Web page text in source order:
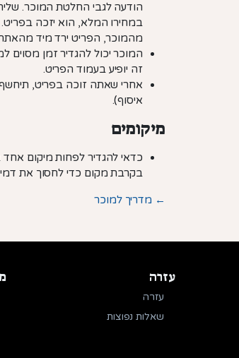
הודעה לגבי החלטת המוכר.
במחירו המלא, הוא יזכה
מהמוכר, הפריט ירד מיד
המוכר יכול להגדיר זמן מסוים
זה יופיע בעמוד הפריט.
אחרי שאתה זוכה בפריט,
איסוף).
מיקומים
כדאי להגדיר לפחות מיקום אחד
בקרבת מקום כדי לחסוך את דמי
← מדריך למוכר
עזרה
עזרה
שאלות נפוצות